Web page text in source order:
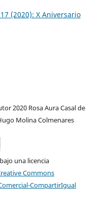
(2020): X Aniversario
2020 Rosa Aura Casal de
Molina Colmenares
una licencia
Commons
CompartirIgual